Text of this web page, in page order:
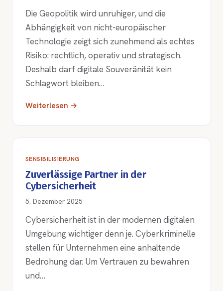
Die Geopolitik wird unruhiger, und die
Abhängigkeit von nicht-europäischer
Technologie zeigt sich zunehmend als echtes
Risiko: rechtlich, operativ und strategisch.
Deshalb darf digitale Souveränität kein
Schlagwort bleiben…
Weiterlesen →
SENSIBILISIERUNG
Zuverlässige Partner in der
Cybersicherheit
5. Dezember 2025
Cybersicherheit ist in der modernen digitalen
Umgebung wichtiger denn je. Cyberkriminelle
stellen für Unternehmen eine anhaltende
Bedrohung dar. Um Vertrauen zu bewahren
und…